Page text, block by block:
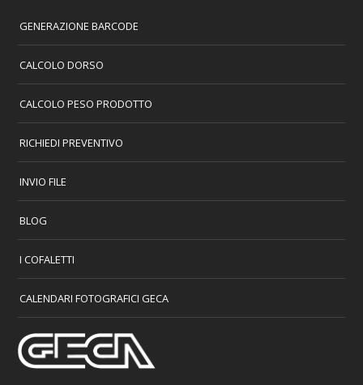
GENERAZIONE BARCODE
CALCOLO DORSO
CALCOLO PESO PRODOTTO
RICHIEDI PREVENTIVO
INVIO FILE
BLOG
I COFALETTI
CALENDARI FOTOGRAFICI GECA